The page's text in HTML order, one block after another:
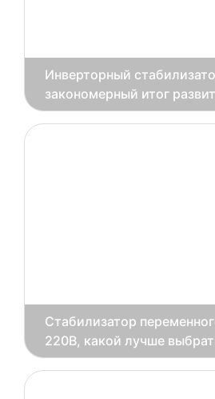
Инверторный
закономерный итог
стабилизации
Стабилизатор
220В, какой лучше